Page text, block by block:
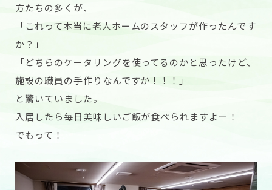
方たちの多くが、
「これって本当に老人ホームのスタッフが作ったんです
か？」
「どちらのケータリングを使ってるのかと思ったけど、
施設の職員の手作りなんですか！！！」
と驚いていました。
入居したら毎日美味しいご飯が食べられますよー！
でもって！